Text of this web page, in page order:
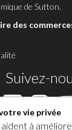
de Sutton.
des
Suivez-
vie privée
aident à